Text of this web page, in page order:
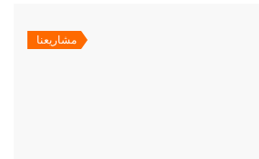
مشاريعنا